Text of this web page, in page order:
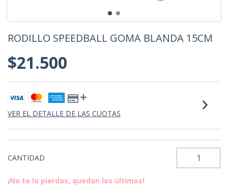
RODILLO SPEEDBALL GOMA BLANDA 15CM
$21.500
VER EL DETALLE DE LAS CUOTAS
CANTIDAD
¡No te lo pierdas, quedan los últimos!